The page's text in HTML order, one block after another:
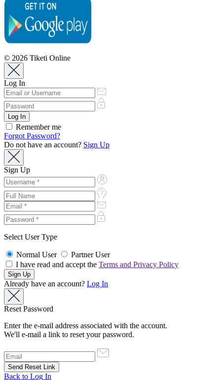
© 2026 Tiketi Online
Log In
Remember me
Forgot Password?
Do not have an account? Sign Up
Sign Up
Select User Type
Normal User
Partner User
I have read and accept the Terms and Privacy Policy
Already have an account? Log In
Reset Password
Enter the e-mail address associated with the account.
We'll e-mail a link to reset your password.
Back to Log In